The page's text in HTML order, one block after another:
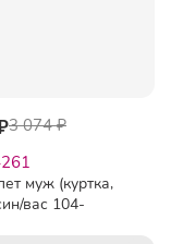
3 074 ₽
муж (куртка,
вас 104-